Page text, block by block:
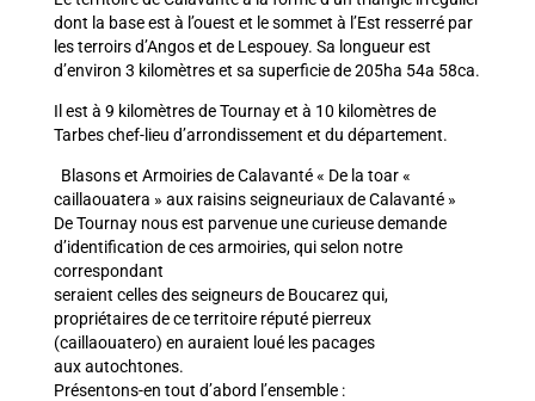
dont la base est à l’ouest et le sommet à l’Est resserré par
les terroirs d’Angos et de Lespouey. Sa longueur est
d’environ 3 kilomètres et sa superficie de 205ha 54a 58ca.
Il est à 9 kilomètres de Tournay et à 10 kilomètres de
Tarbes chef-lieu d’arrondissement et du département.
Blasons et Armoiries de Calavanté « De la toar «
caillaouatera » aux raisins seigneuriaux de Calavanté »
De Tournay nous est parvenue une curieuse demande
d’identification de ces armoiries, qui selon notre
correspondant
seraient celles des seigneurs de Boucarez qui,
propriétaires de ce territoire réputé pierreux
(caillaouatero) en auraient loué les pacages
aux autochtones.
Présentons-en tout d’abord l’ensemble :